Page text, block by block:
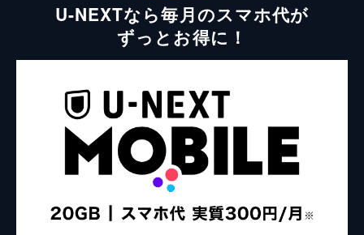
U-NEXTなら毎月のスマホ代が
ずっとお得に！